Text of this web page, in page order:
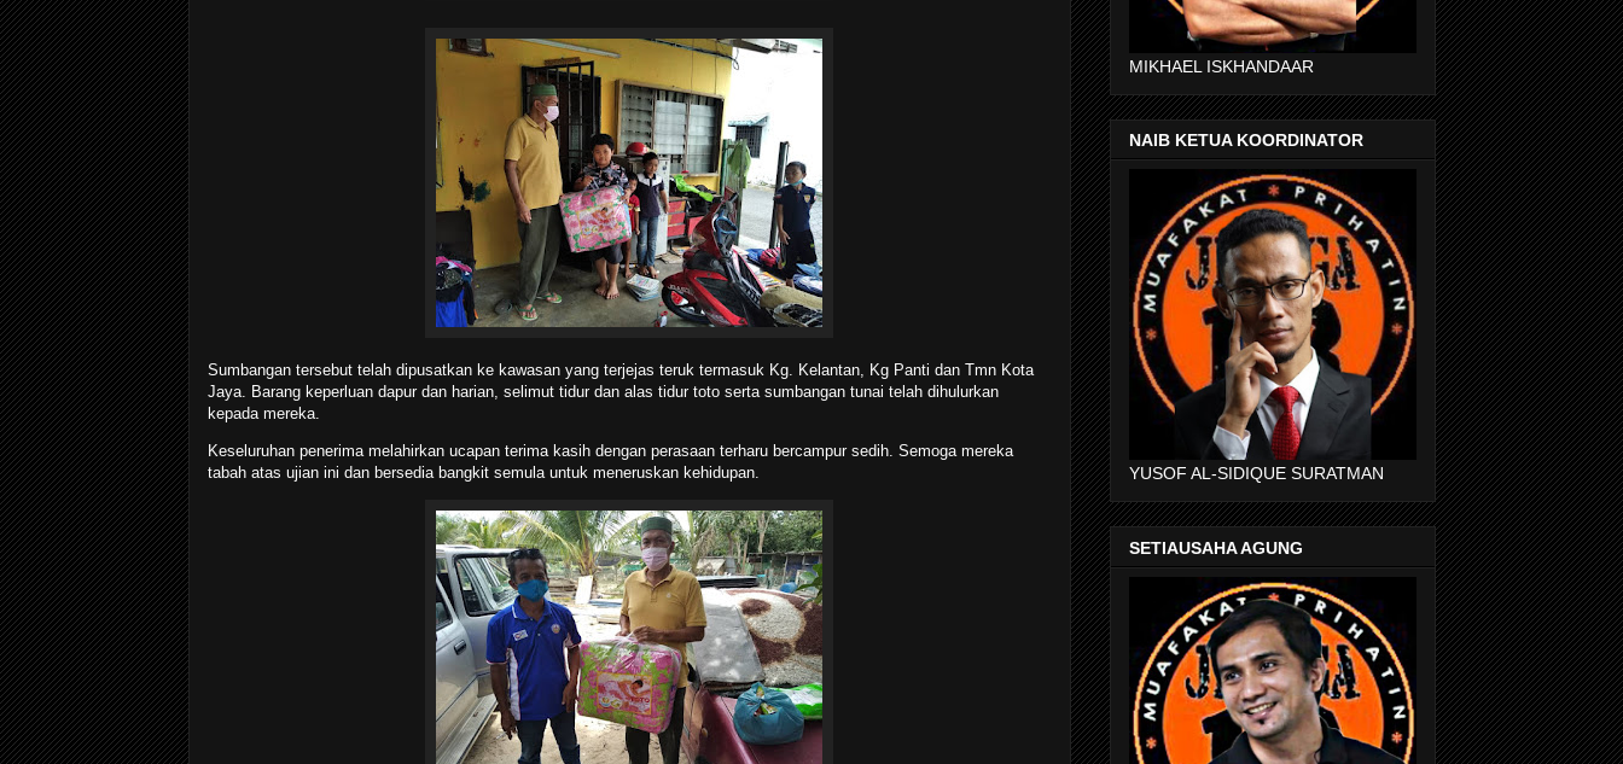
Sumbangan tersebut telah dipusatkan ke kawasan yang terjejas teruk termasuk Kg. Kelantan, Kg Panti dan Tmn Kota
Jaya. Barang keperluan dapur dan harian, selimut tidur dan alas tidur toto serta sumbangan tunai telah dihulurkan
kepada mereka.
Keseluruhan penerima melahirkan ucapan terima kasih dengan perasaan terharu bercampur sedih. Semoga mereka
tabah atas ujian ini dan bersedia bangkit semula untuk meneruskan kehidupan.
MIKHAEL ISKHANDAAR
NAIB KETUA KOORDINATOR
YUSOF AL-SIDIQUE SURATMAN
SETIAUSAHA AGUNG